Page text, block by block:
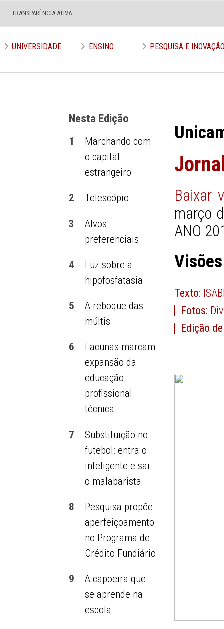
TRANSPARÊNCIA ATIVA
UNIVERSIDADE ENSINO PESQUISA E
Edição nº 590
Nesta Edição
1
Marchando com
o capital
estrangeiro
2 Telescópio
3
Alvos
preferenciais
4
Luz sobre a
hipofosfatasia
5
A reboque das
múltis
6
Lacunas marcam
expansão da
educação
profissional
técnica
7
Substituição no
futebol: entra o
inteligente e sai
o malabarista
8
Pesquisa propõe
aperfeiçoamento
no Programa de
Crédito Fundiário
9
A capoeira que
se aprende na
escola
Baixar
março
ANO
Texto:
Fotos:
Edição